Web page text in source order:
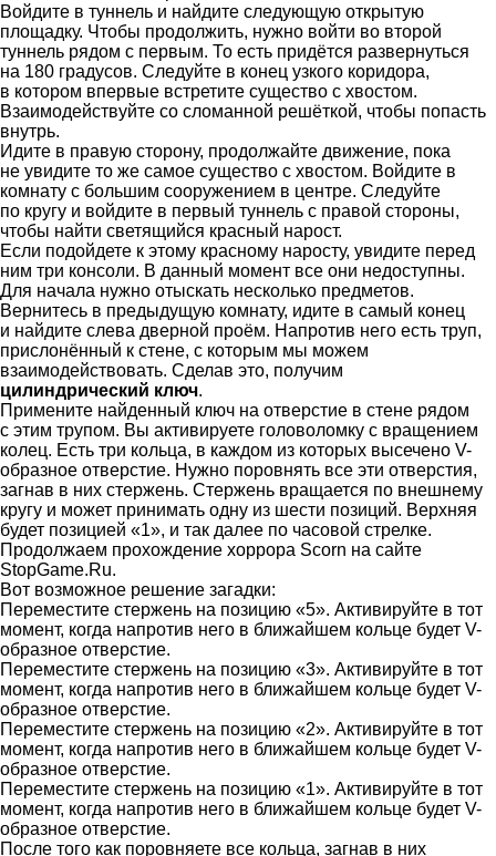
Войдите в туннель и найдите следующую открытую
площадку. Чтобы продолжить, нужно войти во второй
туннель рядом с первым. То есть придётся развернуться
на 180 градусов. Следуйте в конец узкого коридора,
в котором впервые встретите существо с хвостом.
Взаимодействуйте со сломанной решёткой, чтобы попасть
внутрь.
Идите в правую сторону, продолжайте движение, пока
не увидите то же самое существо с хвостом. Войдите в
комнату с большим сооружением в центре. Следуйте
по кругу и войдите в первый туннель с правой стороны,
чтобы найти светящийся красный нарост.
Если подойдете к этому красному наросту, увидите перед
ним три консоли. В данный момент все они недоступны.
Для начала нужно отыскать несколько предметов.
Вернитесь в предыдущую комнату, идите в самый конец
и найдите слева дверной проём. Напротив него есть труп,
прислонённый к стене, с которым мы можем
взаимодействовать. Сделав это, получим
цилиндрический ключ.
Примените найденный ключ на отверстие в стене рядом
с этим трупом. Вы активируете головоломку с вращением
колец. Есть три кольца, в каждом из которых высечено V-
образное отверстие. Нужно поровнять все эти отверстия,
загнав в них стержень. Стержень вращается по внешнему
кругу и может принимать одну из шести позиций. Верхняя
будет позицией «1», и так далее по часовой стрелке.
Продолжаем прохождение хоррора Scorn на сайте
StopGame.Ru.
Вот возможное решение загадки:
Переместите стержень на позицию «5». Активируйте в тот
момент, когда напротив него в ближайшем кольце будет V-
образное отверстие.
Переместите стержень на позицию «3». Активируйте в тот
момент, когда напротив него в ближайшем кольце будет V-
образное отверстие.
Переместите стержень на позицию «2». Активируйте в тот
момент, когда напротив него в ближайшем кольце будет V-
образное отверстие.
Переместите стержень на позицию «1». Активируйте в тот
момент, когда напротив него в ближайшем кольце будет V-
образное отверстие.
После того как поровняете все кольца, загнав в них